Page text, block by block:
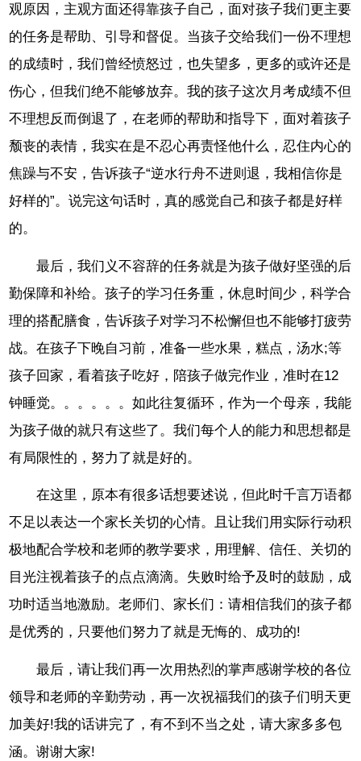
观原因，主观方面还得靠孩子自己，面对孩子我们更主要
的任务是帮助、引导和督促。当孩子交给我们一份不理想
的成绩时，我们曾经愤怒过，也失望多，更多的或许还是
伤心，但我们绝不能够放弃。我的孩子这次月考成绩不但
不理想反而倒退了，在老师的帮助和指导下，面对着孩子
颓丧的表情，我实在是不忍心再责怪他什么，忍住内心的
焦躁与不安，告诉孩子“逆水行舟不进则退，我相信你是
好样的”。说完这句话时，真的感觉自己和孩子都是好样
的。
最后，我们义不容辞的任务就是为孩子做好坚强的后
勤保障和补给。孩子的学习任务重，休息时间少，科学合
理的搭配膳食，告诉孩子对学习不松懈但也不能够打疲劳
战。在孩子下晚自习前，准备一些水果，糕点，汤水;等
孩子回家，看着孩子吃好，陪孩子做完作业，准时在12
钟睡觉。。。。。。如此往复循环，作为一个母亲，我能
为孩子做的就只有这些了。我们每个人的能力和思想都是
有局限性的，努力了就是好的。
在这里，原本有很多话想要述说，但此时千言万语都
不足以表达一个家长关切的心情。且让我们用实际行动积
极地配合学校和老师的教学要求，用理解、信任、关切的
目光注视着孩子的点点滴滴。失败时给予及时的鼓励，成
功时适当地激励。老师们、家长们：请相信我们的孩子都
是优秀的，只要他们努力了就是无悔的、成功的!
最后，请让我们再一次用热烈的掌声感谢学校的各位
领导和老师的辛勤劳动，再一次祝福我们的孩子们明天更
加美好!我的话讲完了，有不到不当之处，请大家多多包
涵。谢谢大家!